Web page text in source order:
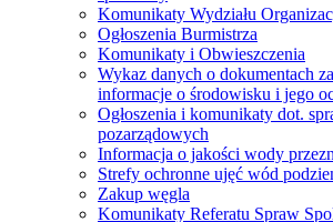
Komunikaty Wydziału
Ogłoszenia Burmistrza
Komunikaty i Obwieszczenia
Wykaz danych o dokumentach
informacje o środowisku i jego
Ogłoszenia i komunikaty dot.
pozarządowych
Informacja o jakości wody
Strefy ochronne ujęć wód
Zakup węgla
Komunikaty Referatu Spraw